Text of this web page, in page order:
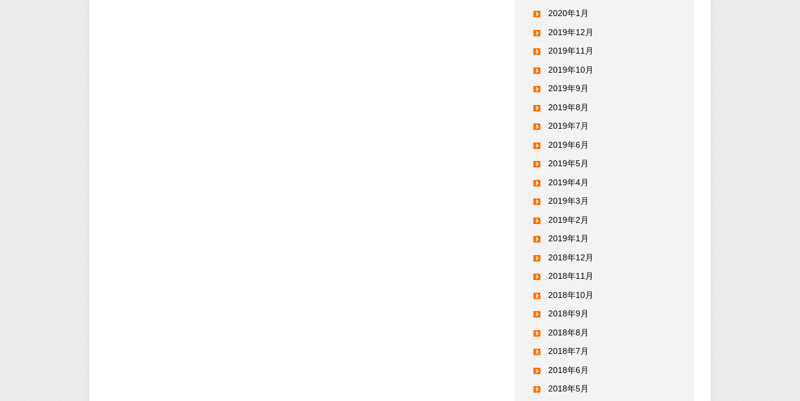
2020年1月
2019年12月
2019年11月
2019年10月
2019年9月
2019年8月
2019年7月
2019年6月
2019年5月
2019年4月
2019年3月
2019年2月
2019年1月
2018年12月
2018年11月
2018年10月
2018年9月
2018年8月
2018年7月
2018年6月
2018年5月